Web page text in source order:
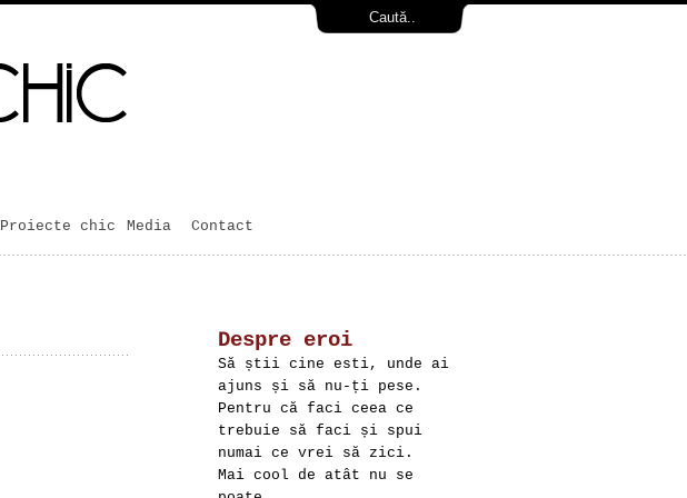
Proiecte chic Media Contact
Despre eroi
Să știi cine esti, unde ai
ajuns și să nu-ți pese.
Pentru că faci ceea ce
trebuie să faci și spui
numai ce vrei să zici.
Mai cool de atât nu se